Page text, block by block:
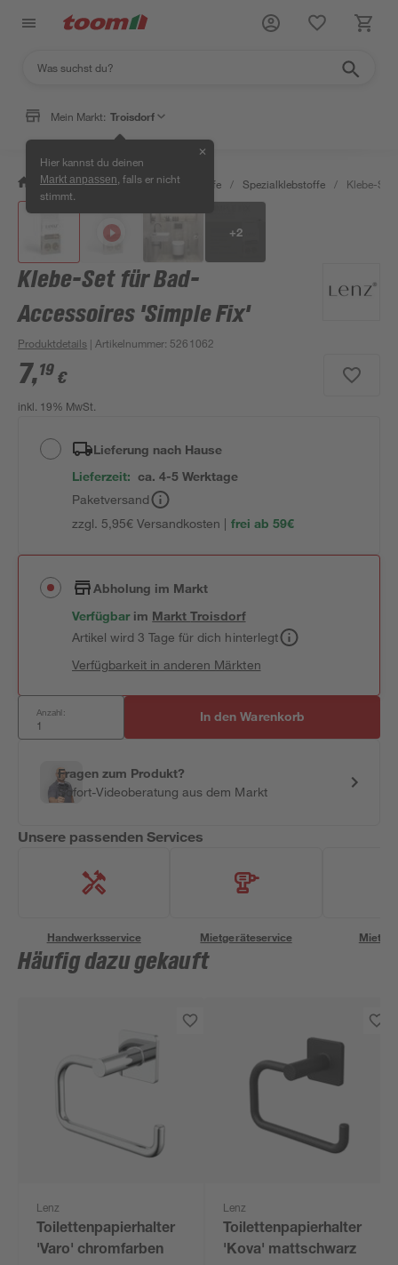
Mein Markt: Troisdorf
Hier kannst du deinen
Markt anpassen , falls er nicht
stimmt.
✕
/ Bauen & Renovieren / Klebstoffe / Spezialklebstoffe / Klebe-Set
+2
Klebe-Set für Bad-
Accessoires 'Simple Fix'
Produktdetails | Artikelnummer: 5261062
7,19 €
inkl. 19% MwSt.
Lieferung nach Hause
Lieferzeit: ca. 4-5 Werktage
Paketversand
zzgl. 5,95€ Versandkosten | frei ab 59€
Abholung im Markt
Verfügbar im MarktTroisdorf
Artikel wird 3 Tage für dich hinterlegt
Verfügbarkeit in anderen Märkten
Anzahl: In den Warenkorb
Fragen zum Produkt?
Sofort-Videoberatung aus dem Markt
Unsere passenden Services
Handwerksservice Mietgeräteservice
Häufig dazu gekauft
Lenz
Toilettenpapierhalter
'Varo' chromfarben
Lenz
Toilettenpapierhalter
'Kova' mattschwarz